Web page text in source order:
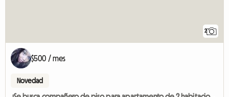
2
$500 / mes
Novedad